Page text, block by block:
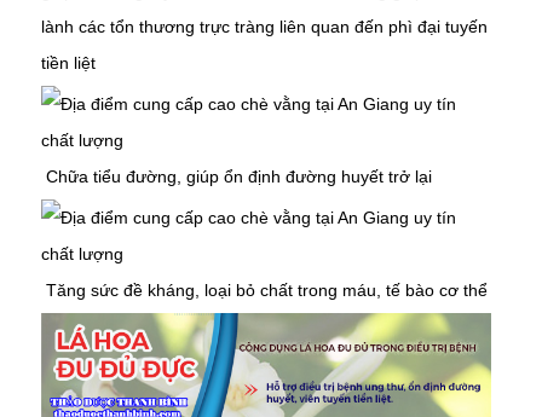
lành các tổn thương trực tràng liên quan đến phì đại tuyến
tiền liệt
Chữa tiểu đường, giúp ổn định đường huyết trở lại
Tăng sức đề kháng, loại bỏ chất trong máu, tế bào cơ thể